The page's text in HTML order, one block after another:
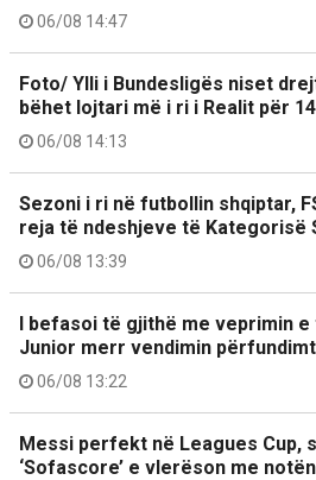
06/08 14:47
Foto/ Ylli i Bundesligës niset
bëhet lojtari më i ri i Realit për
06/08 14:13
Sezoni i ri në futbollin shqiptar,
reja të ndeshjeve të Kategorisë
06/08 13:39
I befasoi të gjithë me veprimin
Junior merr vendimin
06/08 13:22
Messi perfekt në Leagues Cup,
‘Sofascore’ e vlerëson me